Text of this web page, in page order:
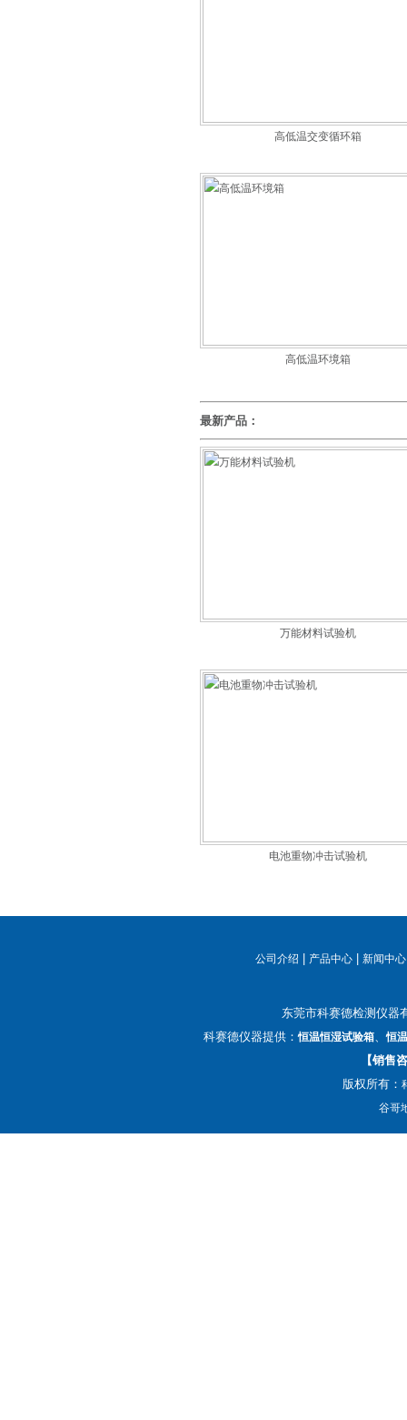
高低温交变循环箱
高低温环境箱
最新产品：
万能材料试验机
电池重物冲击试验机
公司介绍 | 产品中心 |新闻中心
东莞市科赛德检测仪
科赛德仪器提供：恒温恒湿试验箱 、恒
【销售
版权所有：
谷哥